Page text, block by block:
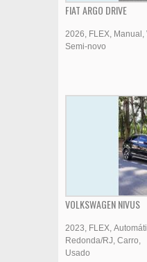
FIAT ARGO DRIVE
2026 FLEX Manual
Semi-novo
VOLKSWAGEN NIVUS
2023 FLEX
Redonda/RJ Carro
Usado